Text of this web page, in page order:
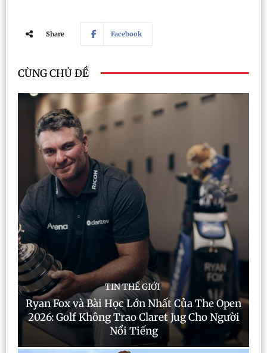
Share Facebook
CÙNG CHỦ ĐỀ
TIN THẾ GIỚI
Ryan Fox và Bài Học Lớn Nhất Của The Open
2026: Golf Không Trao Claret Jug Cho Người
Nổi Tiếng